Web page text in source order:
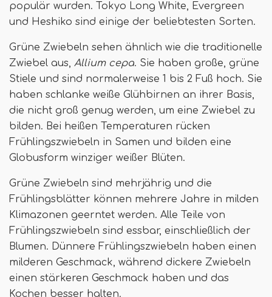
populär wurden. Tokyo Long White, Evergreen
und Heshiko sind einige der beliebtesten Sorten.
Grüne Zwiebeln sehen ähnlich wie die traditionelle
Zwiebel aus, Allium cepa. Sie haben große, grüne
Stiele und sind normalerweise 1 bis 2 Fuß hoch. Sie
haben schlanke weiße Glühbirnen an ihrer Basis,
die nicht groß genug werden, um eine Zwiebel zu
bilden. Bei heißen Temperaturen rücken
Frühlingszwiebeln in Samen und bilden eine
Globusform winziger weißer Blüten.
Grüne Zwiebeln sind mehrjährig und die
Frühlingsblätter können mehrere Jahre in milden
Klimazonen geerntet werden. Alle Teile von
Frühlingszwiebeln sind essbar, einschließlich der
Blumen. Dünnere Frühlingszwiebeln haben einen
milderen Geschmack, während dickere Zwiebeln
einen stärkeren Geschmack haben und das
Kochen besser halten.